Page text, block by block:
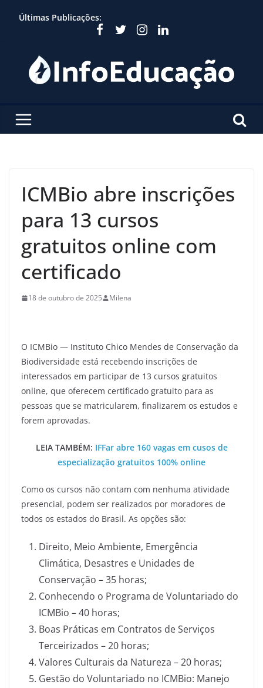
Últimas Publicações:
ICMBio abre inscrições
para 13 cursos
gratuitos online com
certificado
18 de outubro de 2025 Milena
O ICMBio — Instituto Chico Mendes de Conservação da
Biodiversidade está recebendo inscrições de
interessados em participar de 13 cursos gratuitos
online, que oferecem certificado gratuito para as
pessoas que se matricularem, finalizarem os estudos e
forem aprovadas.
LEIA TAMBÉM: IFFar abre 160 vagas em cusos de
especialização gratuitos 100% online
Como os cursos não contam com nenhuma atividade
presencial, podem ser realizados por moradores de
todos os estados do Brasil. As opções são:
Direito, Meio Ambiente, Emergência
Climática, Desastres e Unidades de
Conservação – 35 horas;
Conhecendo o Programa de Voluntariado do
ICMBio – 40 horas;
Boas Práticas em Contratos de Serviços
Terceirizados – 20 horas;
Valores Culturais da Natureza – 20 horas;
Gestão do Voluntariado no ICMBio: Manejo